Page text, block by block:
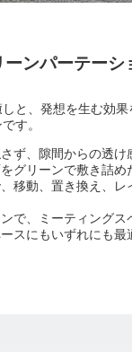
ンパーテーシ
と、発想を生む効
す。
ず、隙間からの透け
グリーンで敷き詰め
移動、置き換え、レ
で、ミーティングス
スにもいずれにも最